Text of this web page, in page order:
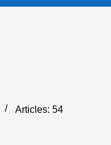
Articles: 54